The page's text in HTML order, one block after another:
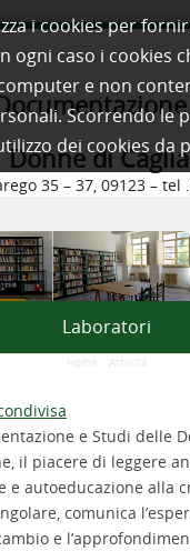
Donne di
35 – 37, 09123 – tel
Laboratori
Home Attività
e Studi delle
il piacere di leggere
e autoeducazione alla
comunica
e
i cookies per
ogni caso i cookies
e non
Scorrendo le
dei cookies da